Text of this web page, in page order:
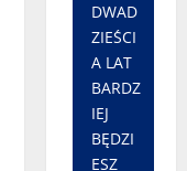
DWAD
ZIEŚCI
A LAT
BARDZ
IEJ
BĘDZI
ESZ